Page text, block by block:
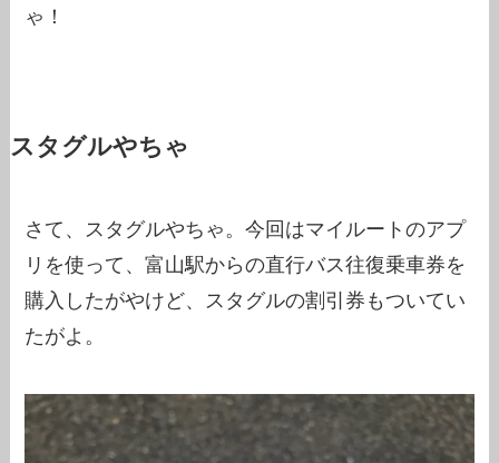
ゃ！
スタグルやちゃ
さて、スタグルやちゃ。今回はマイルートのアプ
リを使って、富山駅からの直行バス往復乗車券を
購入したがやけど、スタグルの割引券もついてい
たがよ。